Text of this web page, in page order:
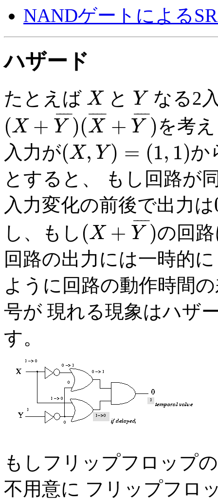
NANDゲートによる
ハザード
たとえば X
X と Y
Y なる2
(X + Y
¯ ¯
¯¯ )(X
¯ ¯
¯¯ + Y
¯ ¯
¯¯ )
(X +Y¯) X¯+Y )
を考
入力が(X, Y) = (1, 1)
(X ,Y)= 1 )
か
とすると、 もし回路が
入力変化の前後で出力は 0
し、もし (X + Y
¯ ¯
¯¯ )
(X +Y¯)
の回
回路の出力には一時的
ように回路の動作時間
号が 現れる現象はハザ
す。
もしフリップフロップ
不用意に フリップフロ